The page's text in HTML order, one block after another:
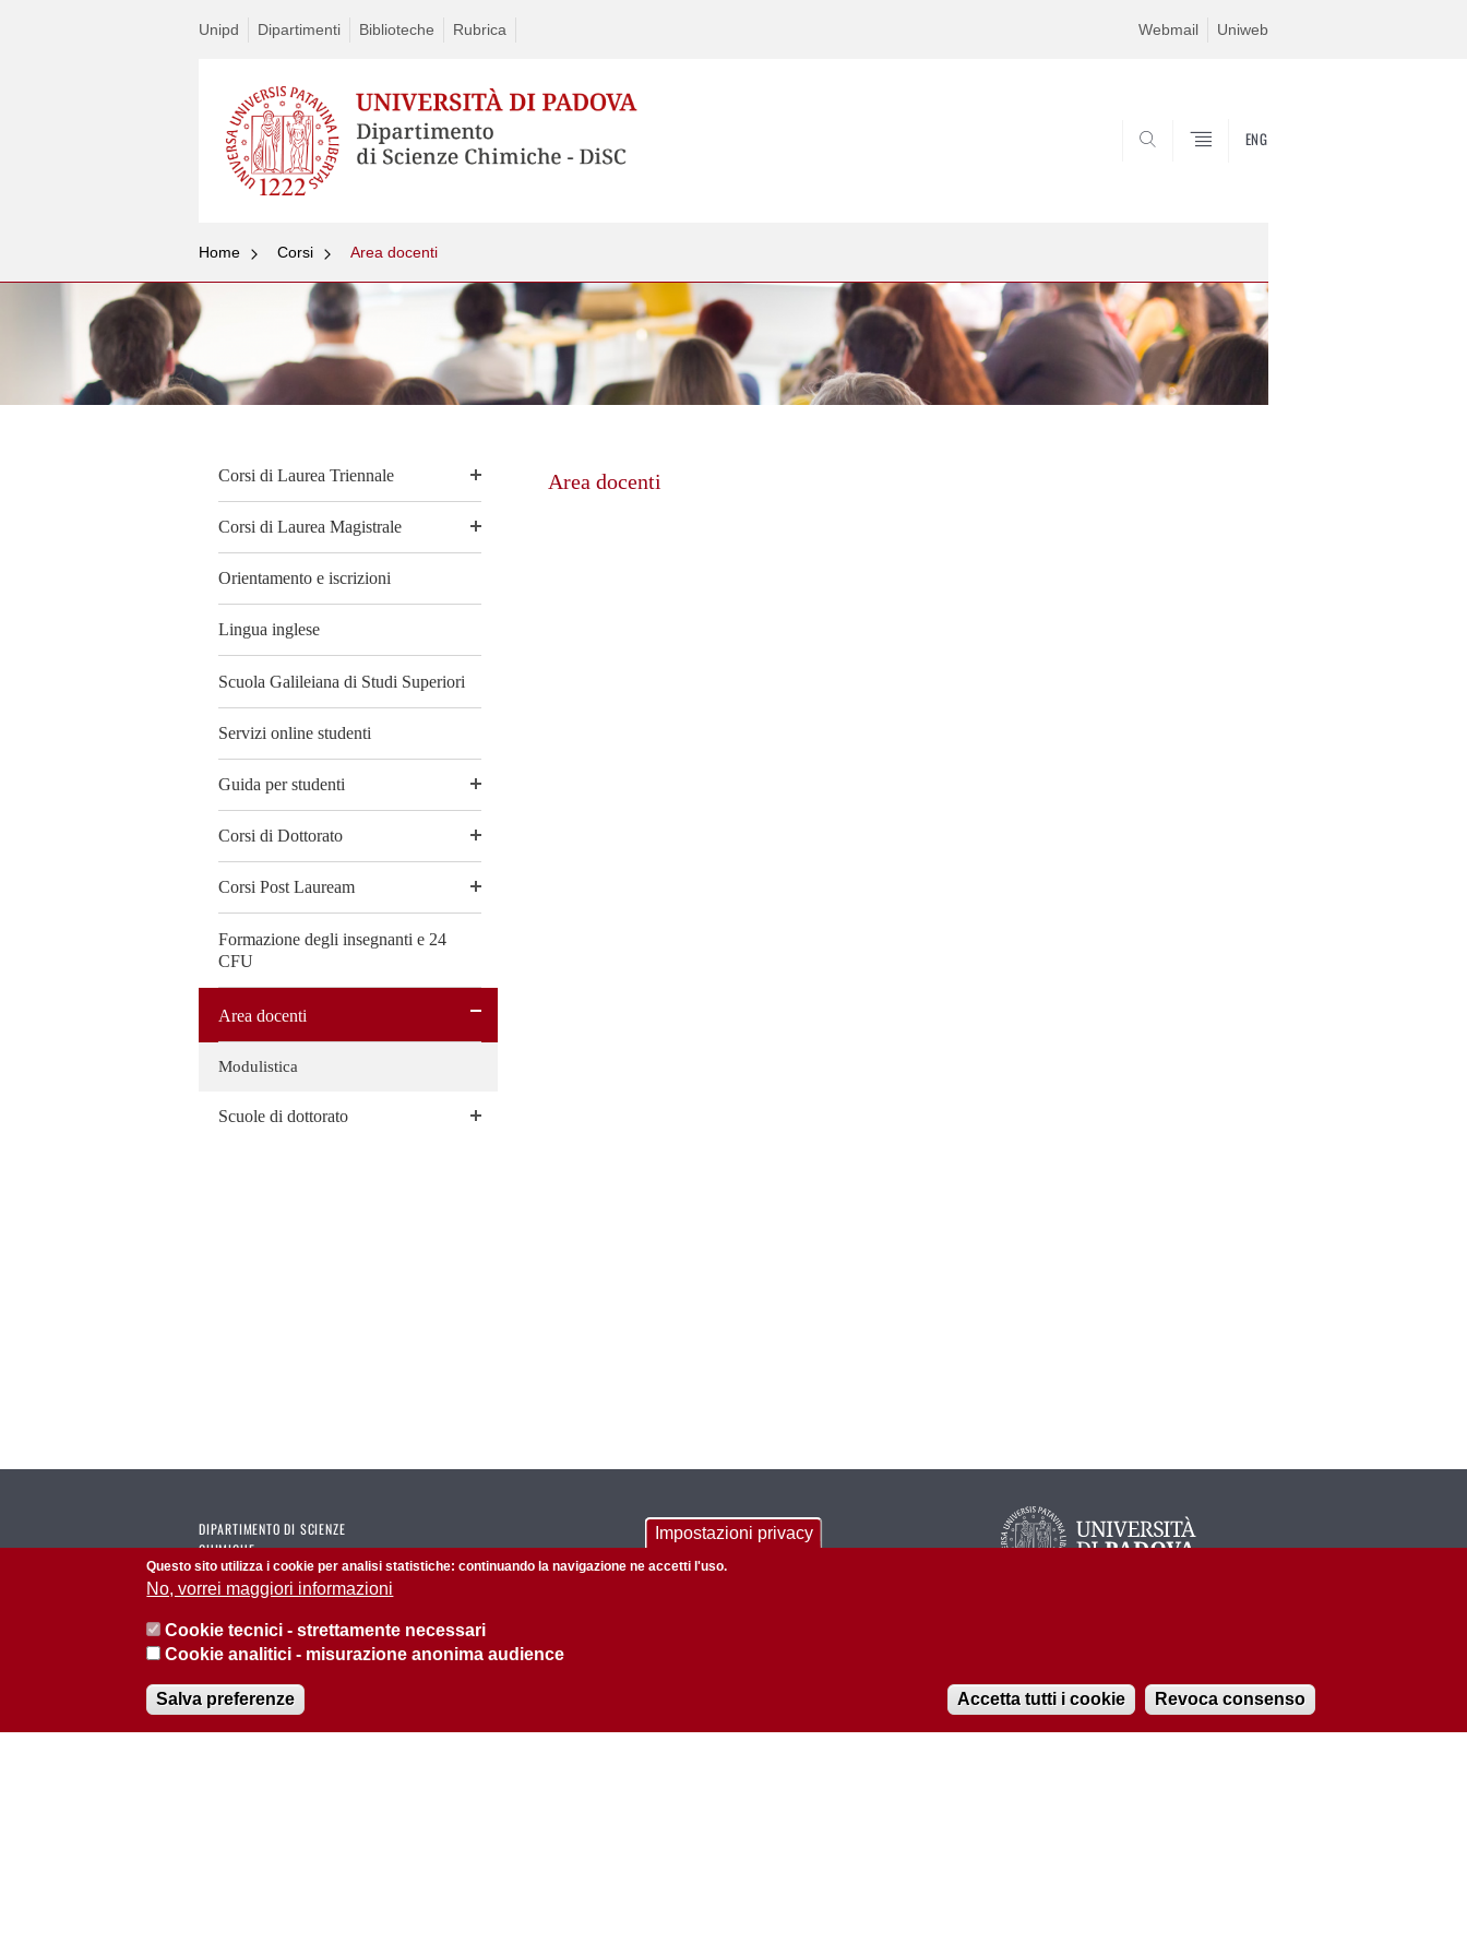
Unipd Dipartimenti Biblioteche Rubrica Webmail Uniweb
ENG
Home Corsi Area docenti
Corsi di Laurea Triennale
Corsi di Laurea Magistrale
Orientamento e iscrizioni
Lingua inglese
Scuola Galileiana di Studi Superiori
Servizi online studenti
Guida per studenti
Corsi di Dottorato
Corsi Post Lauream
Formazione degli insegnanti e 24
CFU
Area docenti
Modulistica
Scuole di dottorato
Skip
to
content
Area docenti
DIPARTIMENTO DI SCIENZE
CHIMICHE
Calendario riunioni del DiSC
Calendario seminari del DiSC
CONTACTS
redazioneweb@chimica.unipd.it
Impostazioni privacy
Questo sito utilizza i cookie per analisi statistiche: continuando la navigazione ne accetti l'uso.
No, vorrei maggiori informazioni
Cookie tecnici - strettamente necessari
Cookie analitici - misurazione anonima audience
Salva preferenze Accetta tutti i cookie Revoca consenso